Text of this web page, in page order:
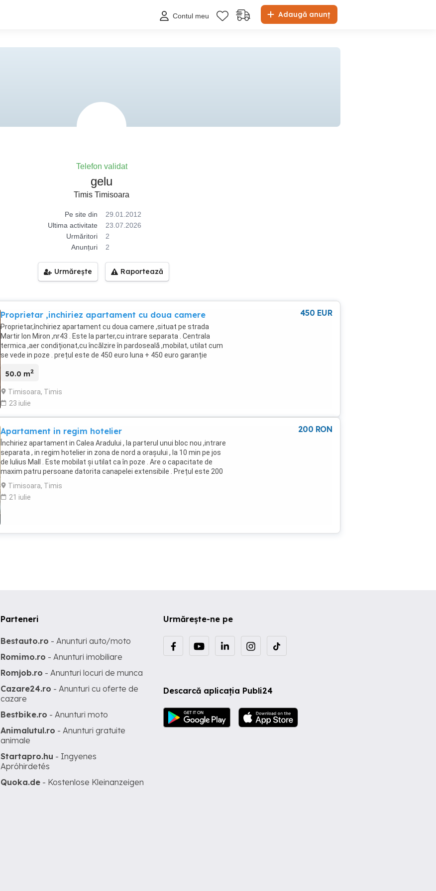
Adaugă anunț
Contul meu
Telefon validat
gelu
Timis Timisoara
Pe site din
29.01.2012
Ultima activitate
23.07.2026
Urmăritori
2
Anunțuri
2
Urmărește Raportează
Proprietar ,inchiriez apartament cu doua camere
Proprietar,închiriez apartament cu doua camere ,situat pe strada
Martir Ion Miron ,nr43 . Este la parter,cu intrare separata . Centrala
termica ,aer condiționat,cu încălzire în pardoseală ,mobilat, utilat cum
se vede in poze . prețul este de 450 euro luna + 450 euro garanție
50.0 m2
Timisoara, Timis
23 iulie
450 EUR
Apartament in regim hotelier
Închiriez apartament in Calea Aradului , la parterul unui bloc nou ,intrare
separata , in regim hotelier in zona de nord a orașului , la 10 min pe jos
de Iulius Mall . Este mobilat și utilat ca în poze . Are o capacitate de
maxim patru persoane datorita canapelei extensibile . Prețul este 200
lei pe noapte. Perioada de închiriere : minim doua nopti
Timisoara, Timis
21 iulie
200 RON
Urmărește-ne pe
Descarcă aplicația Publi24
Parteneri
Bestauto.ro - Anunturi auto/moto
Romimo.ro - Anunturi imobiliare
Romjob.ro - Anunturi locuri de munca
Cazare24.ro - Anunturi cu oferte de
cazare
Bestbike.ro - Anunturi moto
Animalutul.ro - Anunturi gratuite
animale
Startapro.hu - Ingyenes
Apróhirdetés
Quoka.de - Kostenlose Kleinanzeigen